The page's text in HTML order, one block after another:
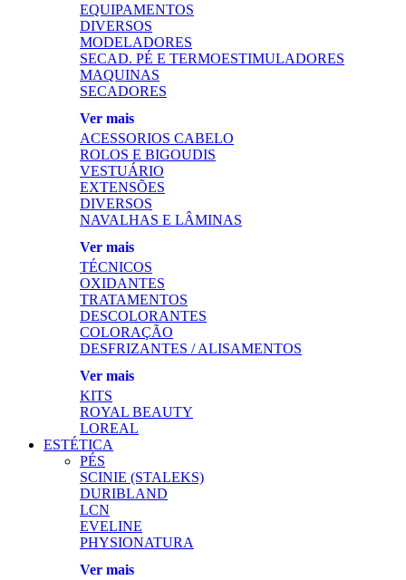
EQUIPAMENTOS
DIVERSOS
MODELADORES
SECAD. PÉ E TERMOESTIMULADORES
MAQUINAS
SECADORES
Ver mais
ACESSORIOS CABELO
ROLOS E BIGOUDIS
VESTUÁRIO
EXTENSÕES
DIVERSOS
NAVALHAS E LÂMINAS
Ver mais
TÉCNICOS
OXIDANTES
TRATAMENTOS
DESCOLORANTES
COLORAÇÃO
DESFRIZANTES / ALISAMENTOS
Ver mais
KITS
ROYAL BEAUTY
LOREAL
ESTÉTICA
PÉS
SCINIE (STALEKS)
DURIBLAND
LCN
EVELINE
PHYSIONATURA
Ver mais